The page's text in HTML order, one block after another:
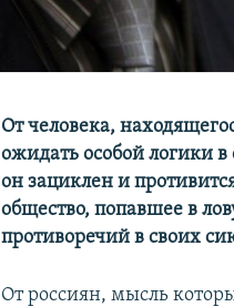
От человека,
ожидать особой логики
он зациклен и
общество, попавшее в
противоречий в своих
От россиян, мысль